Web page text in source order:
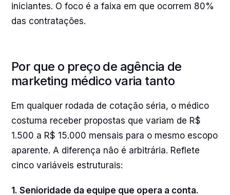
iniciantes. O foco é a faixa em que ocorrem 80%
das contratações.
Por que o preço de agência de
marketing médico varia tanto
Em qualquer rodada de cotação séria, o médico
costuma receber propostas que variam de R$
1.500 a R$ 15.000 mensais para o mesmo escopo
aparente. A diferença não é arbitrária. Reflete
cinco variáveis estruturais:
1. Senioridade da equipe que opera a conta.